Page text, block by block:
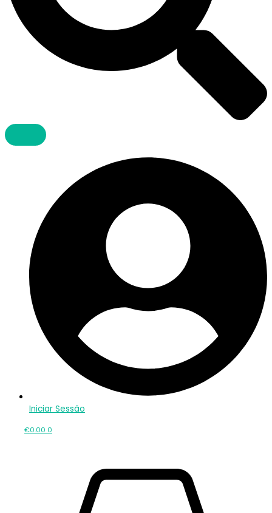
Iniciar Sessão
€0.00 0